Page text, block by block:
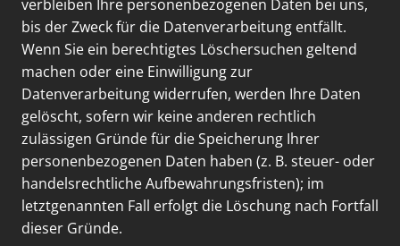
verbleiben Ihre personenbezogenen Daten bei uns,
bis der Zweck für die Datenverarbeitung entfällt.
Wenn Sie ein berechtigtes Löschersuchen geltend
machen oder eine Einwilligung zur
Datenverarbeitung widerrufen, werden Ihre Daten
gelöscht, sofern wir keine anderen rechtlich
zulässigen Gründe für die Speicherung Ihrer
personenbezogenen Daten haben (z. B. steuer- oder
handelsrechtliche Aufbewahrungsfristen); im
letztgenannten Fall erfolgt die Löschung nach Fortfall
dieser Gründe.